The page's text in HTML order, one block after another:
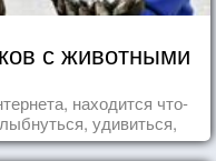
с животными
находится что-
удивиться,